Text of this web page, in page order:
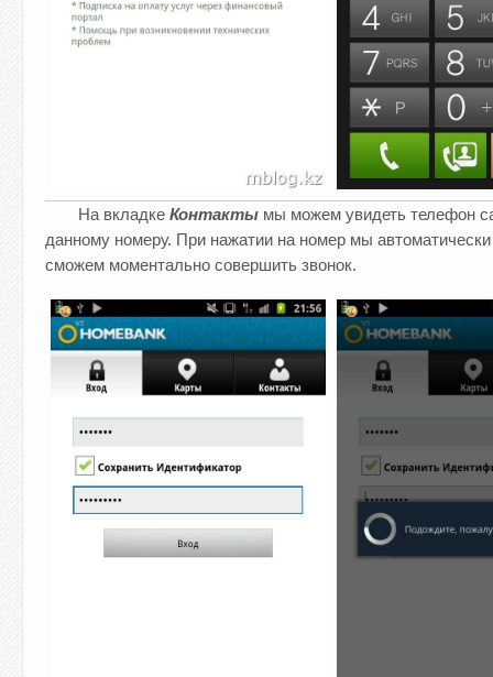
На вкладке Контакты мы можем увидеть телефон
данному номеру. При нажатии на номер мы
сможем моментально совершить звонок.